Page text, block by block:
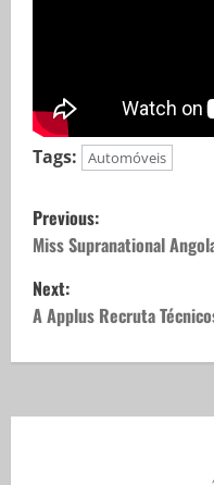
Tags: Automóveis
Previous:
Miss Supranational
Next:
A Applus Recruta